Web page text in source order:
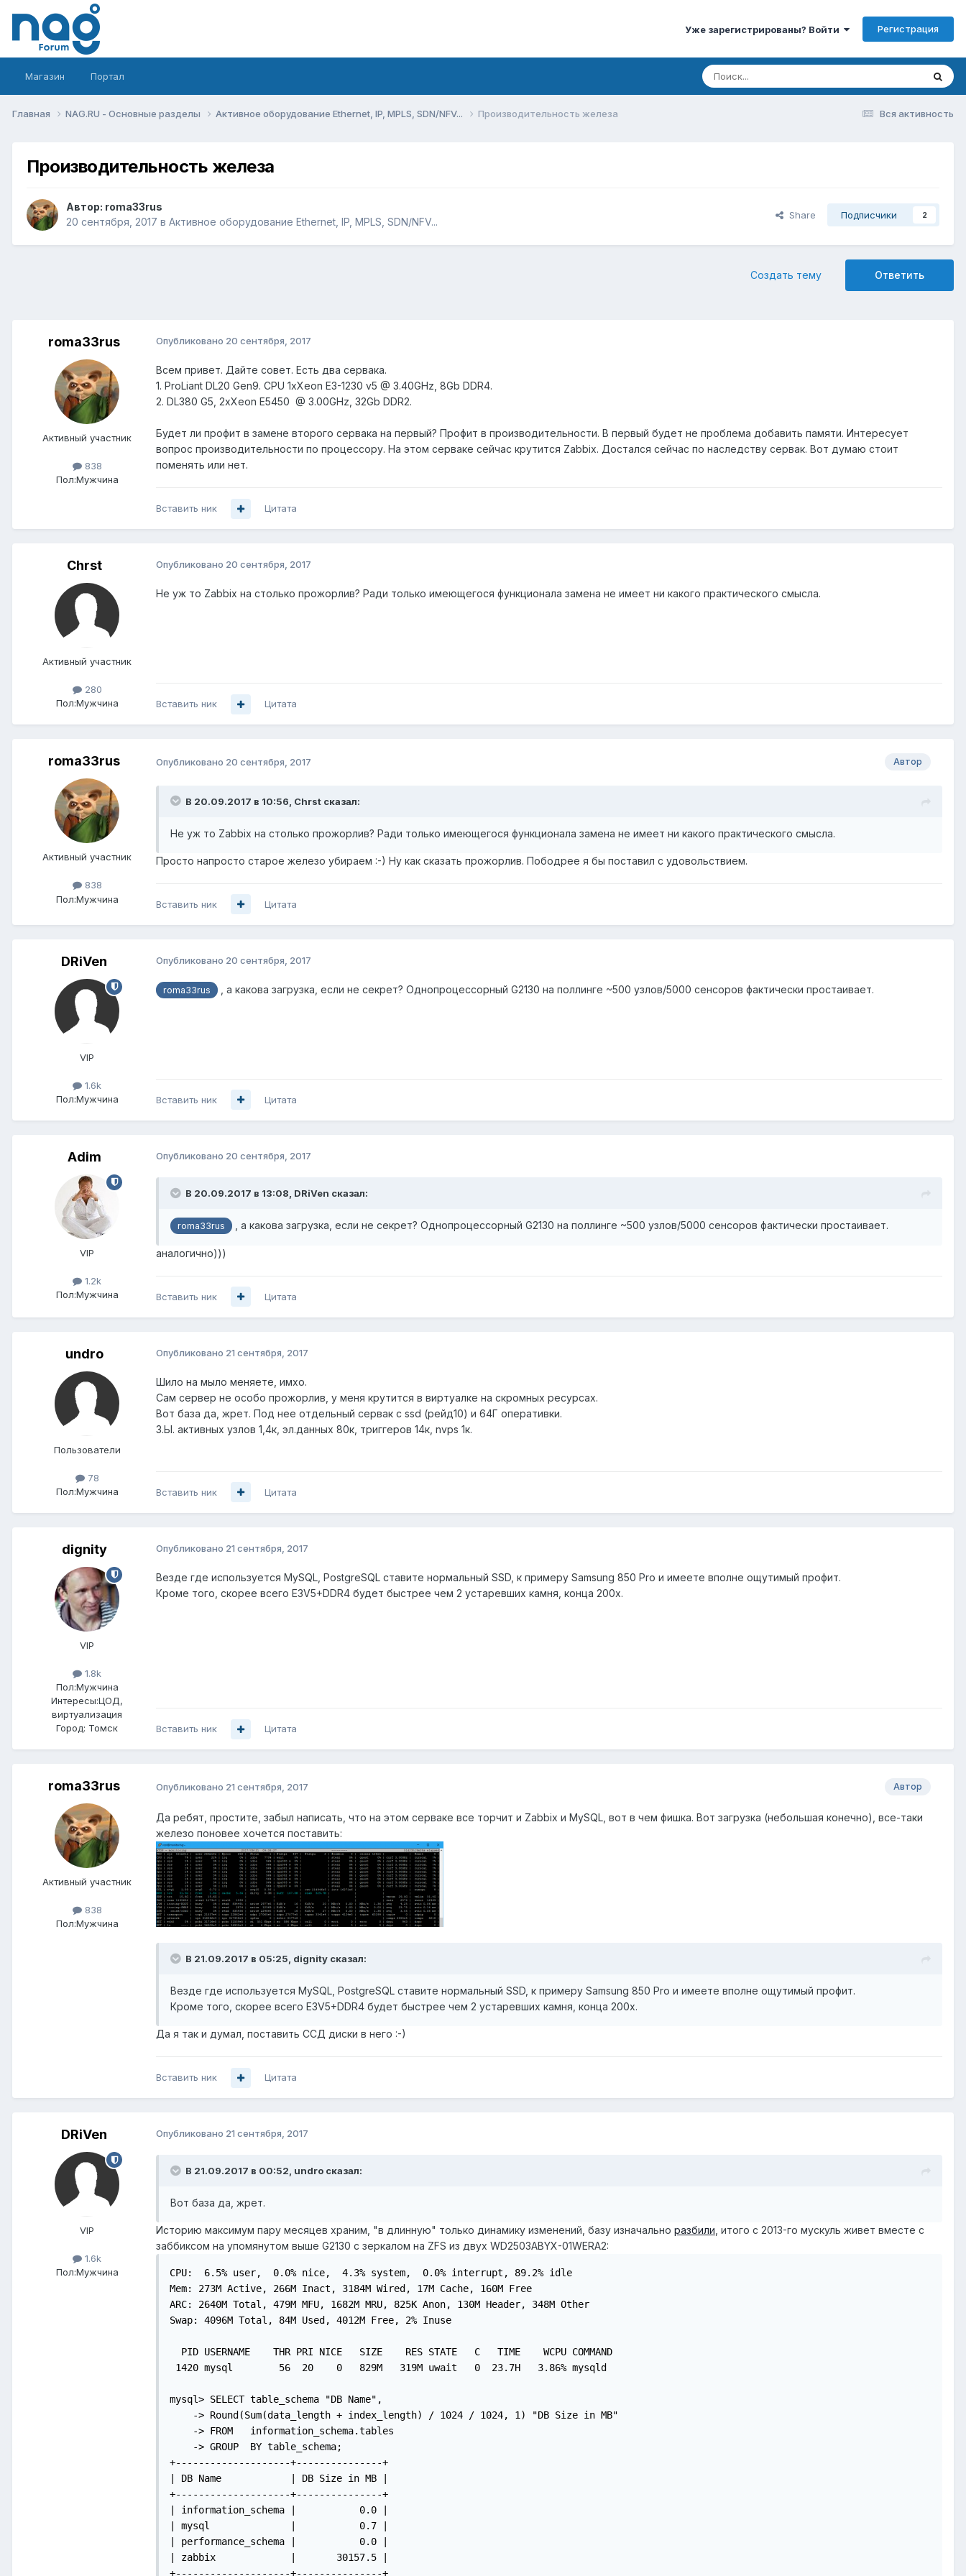
Уже зарегистрированы? Войти Регистрация
Магазин Портал
Вся активность
Главная NAG.RU - Основные разделы Активное оборудование Ethernet, IP, MPLS, SDN/NFV... Производительность железа
Производительность железа
Автор: roma33rus
20 сентября, 2017 в Активное оборудование Ethernet, IP, MPLS, SDN/NFV...
Share Подписчики 2
Ответить
Создать тему
roma33rus
Активный участник
838
Пол:Мужчина
Опубликовано 20 сентября, 2017
Всем привет. Дайте совет. Есть два сервака.
1. ProLiant DL20 Gen9. CPU 1xXeon E3-1230 v5 @ 3.40GHz, 8Gb DDR4.
2. DL380 G5, 2xXeon E5450 @ 3.00GHz, 32Gb DDR2.
Будет ли профит в замене второго сервака на первый? Профит в производительности. В первый будет не проблема добавить памяти. Интересует
вопрос производительности по процессору. На этом серваке сейчас крутится Zabbix. Достался сейчас по наследству сервак. Вот думаю стоит
поменять или нет.
Вставить ник Цитата
Chrst
Активный участник
280
Пол:Мужчина
Опубликовано 20 сентября, 2017
Не уж то Zabbix на столько прожорлив? Ради только имеющегося функционала замена не имеет ни какого практического смысла.
Вставить ник Цитата
roma33rus
Активный участник
838
Пол:Мужчина
Автор
Опубликовано 20 сентября, 2017
В 20.09.2017 в 10:56, Chrst сказал:
Не уж то Zabbix на столько прожорлив? Ради только имеющегося функционала замена не имеет ни какого практического смысла.
Просто напросто старое железо убираем :-) Ну как сказать прожорлив. Пободрее я бы поставил с удовольствием.
Вставить ник Цитата
DRiVen
VIP
1.6k
Пол:Мужчина
Опубликовано 20 сентября, 2017
roma33rus , а какова загрузка, если не секрет? Однопроцессорный G2130 на поллинге ~500 узлов/5000 сенсоров фактически простаивает.
Вставить ник Цитата
Adim
VIP
1.2k
Пол:Мужчина
Опубликовано 20 сентября, 2017
В 20.09.2017 в 13:08, DRiVen сказал:
roma33rus , а какова загрузка, если не секрет? Однопроцессорный G2130 на поллинге ~500 узлов/5000 сенсоров фактически простаивает.
аналогично)))
Вставить ник Цитата
undro
Пользователи
78
Пол:Мужчина
Опубликовано 21 сентября, 2017
Шило на мыло меняете, имхо.
Сам сервер не особо прожорлив, у меня крутится в виртуалке на скромных ресурсах.
Вот база да, жрет. Под нее отдельный сервак с ssd (рейд10) и 64Г оперативки.
З.Ы. активных узлов 1,4к, эл.данных 80к, триггеров 14к, nvps 1к.
Вставить ник Цитата
dignity
VIP
1.8k
Пол:Мужчина
Интересы:ЦОД,
виртуализация
Город: Томск
Опубликовано 21 сентября, 2017
Везде где используется MySQL, PostgreSQL ставите нормальный SSD, к примеру Samsung 850 Pro и имеете вполне ощутимый профит.
Кроме того, скорее всего E3V5+DDR4 будет быстрее чем 2 устаревших камня, конца 200х.
Вставить ник Цитата
roma33rus
Активный участник
838
Пол:Мужчина
Автор
Опубликовано 21 сентября, 2017
Да ребят, простите, забыл написать, что на этом серваке все торчит и Zabbix и MySQL, вот в чем фишка. Вот загрузка (небольшая конечно), все-таки
железо поновее хочется поставить:
В 21.09.2017 в 05:25, dignity сказал:
Везде где используется MySQL, PostgreSQL ставите нормальный SSD, к примеру Samsung 850 Pro и имеете вполне ощутимый профит.
Кроме того, скорее всего E3V5+DDR4 будет быстрее чем 2 устаревших камня, конца 200х.
Да я так и думал, поставить ССД диски в него :-)
Вставить ник Цитата
DRiVen
VIP
1.6k
Пол:Мужчина
Опубликовано 21 сентября, 2017
В 21.09.2017 в 00:52, undro сказал:
Вот база да, жрет.
Историю максимум пару месяцев храним, "в длинную" только динамику изменений, базу изначально разбили , итого с 2013-го мускуль живет вместе с
заббиксом на упомянутом выше G2130 с зеркалом на ZFS из двух WD2503ABYX-01WERA2:
CPU:  6.5% user,  0.0% nice,  4.3% system,  0.0% interrupt, 89.2% idle
Mem: 273M Active, 266M Inact, 3184M Wired, 17M Cache, 160M Free
ARC: 2640M Total, 479M MFU, 1682M MRU, 825K Anon, 130M Header, 348M Other
Swap: 4096M Total, 84M Used, 4012M Free, 2% Inuse
  PID USERNAME    THR PRI NICE   SIZE    RES STATE   C   TIME    WCPU COMMAND
1420 mysql        56  20    0   829M   319M uwait   0  23.7H   3.86% mysqld
mysql> SELECT table_schema "DB Name",
    -> Round(Sum(data_length + index_length) / 1024 / 1024, 1) "DB Size in MB"
    -> FROM   information_schema.tables
    -> GROUP  BY table_schema;
+--------------------+---------------+
| DB Name            | DB Size in MB |
+--------------------+---------------+
| information_schema |           0.0 |
| mysql              |           0.7 |
| performance_schema |           0.0 |
| zabbix             |       30157.5 |
+--------------------+---------------+